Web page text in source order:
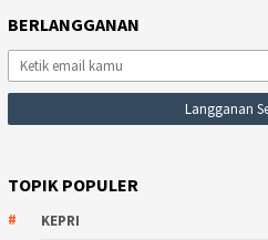
BERLANGGANAN
TOPIK POPULER
KEPRI